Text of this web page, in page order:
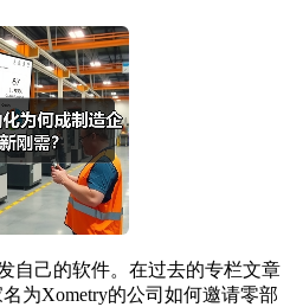
己的软件。在过去的专栏文章
为Xometry的公司如何邀请零部